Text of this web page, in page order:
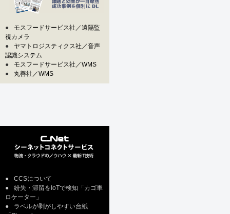
●
モスフードサービス社／遠隔監
視カメラ
●
ヤマトロジスティクス社／音声
認識システム
●
モスフードサービス社／WMS
●
丸善社／WMS
●
CCSについて
●
紛失・滞留をIoTで検知「カゴ車
ロケーター」
●
ラベルが剥がしやすい台紙